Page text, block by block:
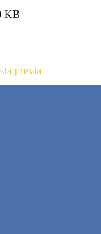
KB
previa